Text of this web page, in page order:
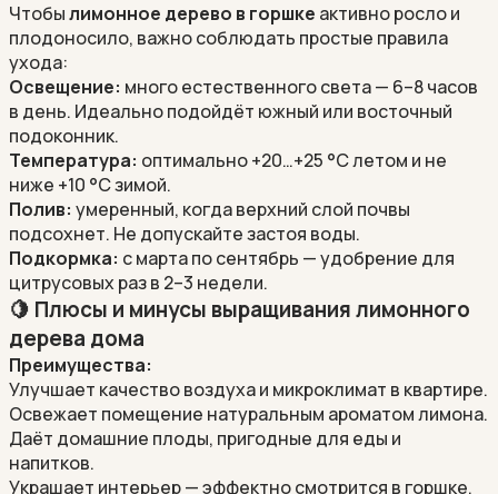
Чтобылимонное дерево в горшке активно росло и
плодоносило, важно соблюдать простые правила
ухода:
Освещение: много естественного света — 6–8 часов
в день. Идеально подойдёт южный или восточный
подоконник.
Температура: оптимально +20…+25 °C летом и не
ниже +10 °C зимой.
Полив: умеренный, когда верхний слой почвы
подсохнет. Не допускайте застоя воды.
Подкормка: с марта по сентябрь — удобрение для
цитрусовых раз в 2–3 недели.
🍋 Плюсы и минусы выращивания лимонного
дерева дома
Преимущества:
Улучшает качество воздуха и микроклимат в квартире.
Освежает помещение натуральным ароматом лимона.
Даёт домашние плоды, пригодные для еды и
напитков.
Украшает интерьер — эффектно смотрится в горшке.